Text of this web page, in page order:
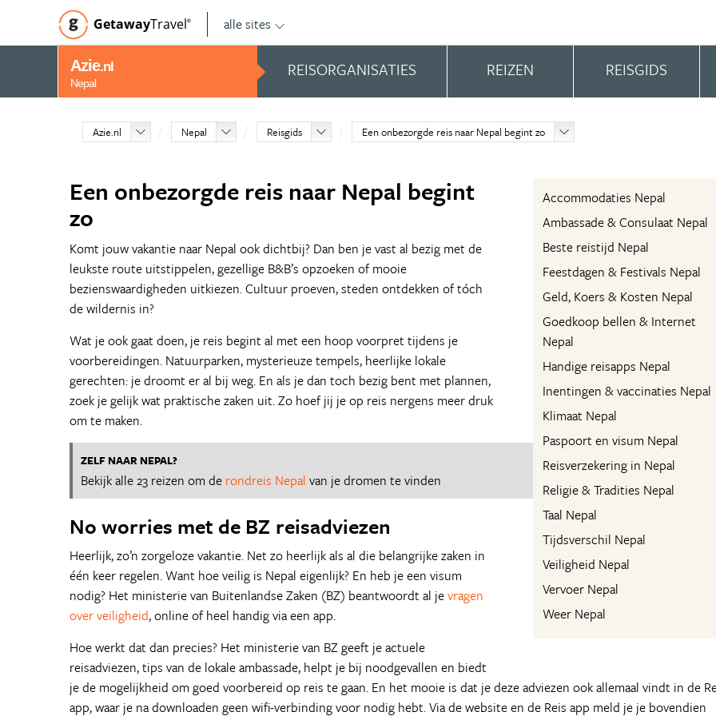
GetawayTravel© alle sites
Azie.nl
Nepal
REISORGANISATIES REIZEN REISGIDS
Azie.nl Nepal Reisgids Een onbezorgde reis naar Nepal begint zo
Accommodaties Nepal
Ambassade & Consulaat Nepal
Beste reistijd Nepal
Feestdagen & Festivals Nepal
Geld, Koers & Kosten Nepal
Goedkoop bellen & Internet
Nepal
Handige reisapps Nepal
Inentingen & vaccinaties Nepal
Klimaat Nepal
Paspoort en visum Nepal
Reisverzekering in Nepal
Religie & Tradities Nepal
Taal Nepal
Tijdsverschil Nepal
Veiligheid Nepal
Vervoer Nepal
Weer Nepal
Een onbezorgde reis naar Nepal begint
zo
Komt jouw vakantie naar Nepal ook dichtbij? Dan ben je vast al bezig met de
leukste route uitstippelen, gezellige B&B’s opzoeken of mooie
bezienswaardigheden uitkiezen. Cultuur proeven, steden ontdekken of tóch
de wildernis in?
Wat je ook gaat doen, je reis begint al met een hoop voorpret tijdens je
voorbereidingen. Natuurparken, mysterieuze tempels, heerlijke lokale
gerechten: je droomt er al bij weg. En als je dan toch bezig bent met plannen,
zoek je gelijk wat praktische zaken uit. Zo hoef jij je op reis nergens meer druk
om te maken.
ZELF NAAR NEPAL?
Bekijk alle 23 reizen om de rondreis Nepal van je dromen te vinden
No worries met de BZ reisadviezen
Heerlijk, zo’n zorgeloze vakantie. Net zo heerlijk als al die belangrijke zaken in
één keer regelen. Want hoe veilig is Nepal eigenlijk? En heb je een visum
nodig? Het ministerie van Buitenlandse Zaken (BZ) beantwoordt al jevragen
over veiligheid, online of heel handig via een app.
Hoe werkt dat dan precies? Het ministerie van BZ geeft je actuele
reisadviezen, tips van de lokale ambassade, helpt je bij noodgevallen en biedt
je de mogelijkheid om goed voorbereid op reis te gaan. En het mooie is dat je deze adviezen ook allemaal vindt in de
app, waar je na downloaden geen wifi-verbinding voor nodig hebt. Via de website en de Reis app meld je je bovendien